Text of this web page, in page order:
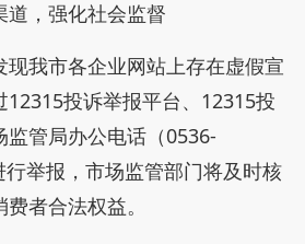
道，强化社会监督
现我市各企业网站上存在虚假宣
投诉举报平台、12315投
管局办公电话（0536-
举报，市场监管部门将及时核
者合法权益。